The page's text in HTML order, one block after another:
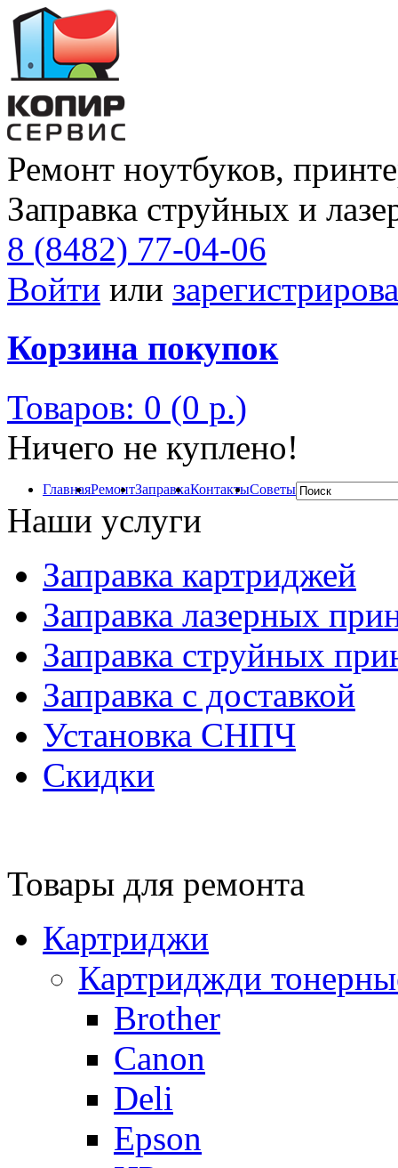
Ремонт ноутбуков,
Заправка струйных и
8 (8482) 77-04-06
Войти или
Корзина покупок
Товаров: 0 (0 р.)
Ничего не куплено!
ГлавнаяРемонтЗаправкаКонтактыСоветы
Наши услуги
Заправка картриджей
Заправка лазерных
Заправка струйных
Заправка с доставкой
Установка СНПЧ
Скидки
Товары для ремонта
Картриджи
Картриджди
Brother
Canon
Deli
Epson